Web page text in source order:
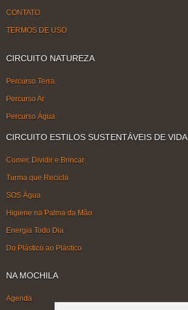
CONTATO
TERMOS DE USO
CIRCUITO NATUREZA
Percurso Terra
Percurso Ar
Percurso Água
CIRCUITO ESTILOS SUSTENTÁVEIS DE VIDA
Comer, Dividir e Brincar
Turma que Recicla
SOS Água
Higiene na Palma da Mão
Energia Todo Dia
Do Plástico ao Plástico
NA MOCHILA
Agenda